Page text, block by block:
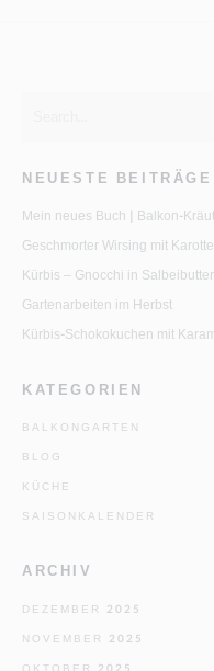
NEUESTE BEITRÄGE
Mein neues Buch | Balkon-
Geschmorter Wirsing mit
Kürbis – Gnocchi in Salbeibutter
Gartenarbeiten im Herbst
Kürbis-Schokokuchen mit
KATEGORIEN
BALKONGARTEN
BLOG
KÜCHE
SAISONKALENDER
ARCHIV
DEZEMBER 2025
NOVEMBER 2025